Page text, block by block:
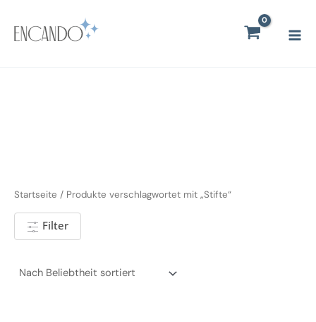
Inhalt
springen
Startseite / Produkte verschlagwortet mit „Stifte“
Filter